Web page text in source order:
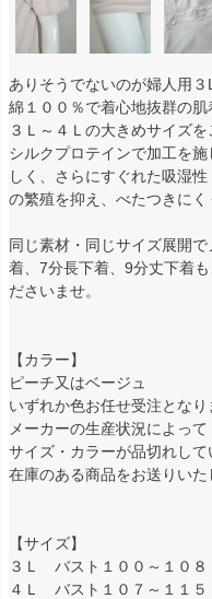
ありそうでないのが婦人用３
綿１００％で着心地抜群の肌
３Ｌ～４Ｌの大きめサイズを
シルクプロテインで加工を
しく、さらにすぐれた吸湿
の繁殖を抑え、べたつきにく
同じ素材・同じサイズ展開
着、7分長下着、9分丈下着
ださいませ。
【カラー】
ピーチ又はベージュ
いずれか色お任せ受注となり
メーカーの生産状況によって
サイズ・カラーが品切れして
在庫のある商品をお送りいた
【サイズ】
３Ｌ バスト１００～１０８
４Ｌ バスト１０７～１１５